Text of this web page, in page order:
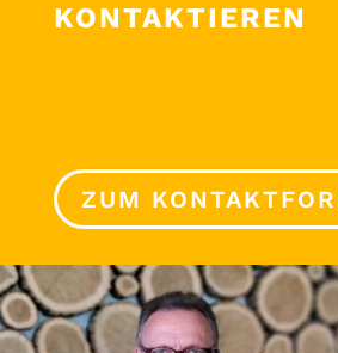
KONTAKTIEREN
ZUM